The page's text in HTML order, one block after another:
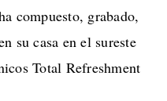
compuesto, grabado,
su casa en el sureste
Total Refreshment